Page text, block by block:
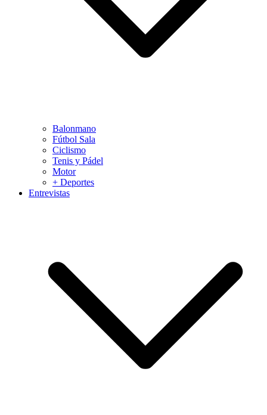
Balonmano
Fútbol Sala
Ciclismo
Tenis y Pádel
Motor
+ Deportes
Entrevistas